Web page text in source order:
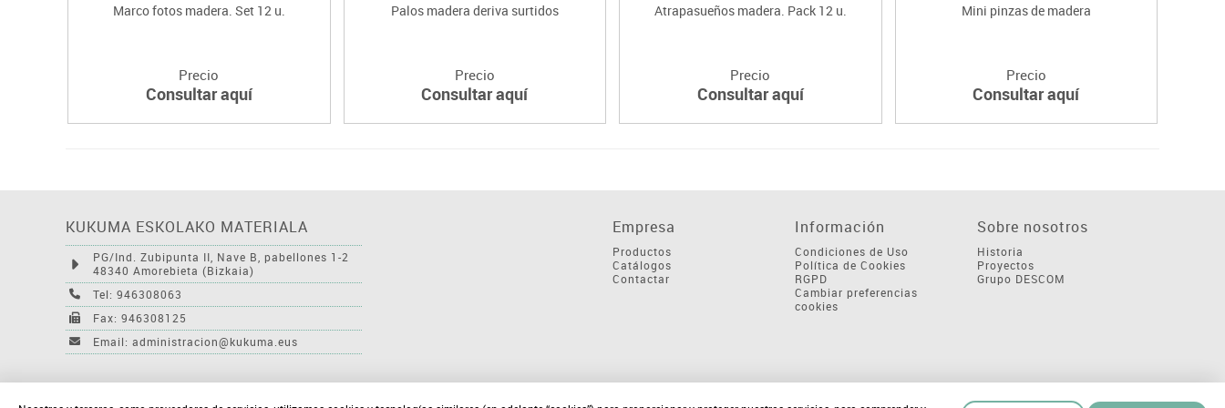
Marco fotos madera. Set 12 u.
Precio
Consultar aquí
Palos madera deriva surtidos
Precio
Consultar aquí
Atrapasueños madera. Pack 12 u.
Precio
Consultar aquí
Mini pinzas de madera
Precio
Consultar aquí
KUKUMA ESKOLAKO MATERIALA
PG/Ind. Zubipunta II, Nave B, pabellones 1-2
48340 Amorebieta (Bizkaia)
Tel: 946308063
Fax: 946308125
Email: administracion@kukuma.eus
Empresa
Productos
Catálogos
Contactar
Información
Condiciones de Uso
Política de Cookies
RGPD
Cambiar preferencias
cookies
Sobre nosotros
Historia
Proyectos
Grupo DESCOM